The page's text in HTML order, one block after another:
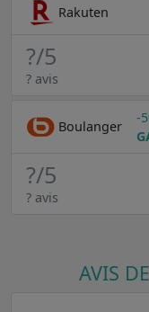
Rakuten
?/5
? avis
Boulanger
-
?/5
? avis
AVIS